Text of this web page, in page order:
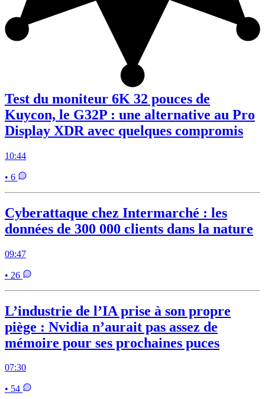
Test du moniteur 6K 32 pouces de
Kuycon, le G32P : une alternative au Pro
Display XDR avec quelques compromis
10:44
• 6
Cyberattaque chez Intermarché : les
données de 300 000 clients dans la nature
09:47
• 26
L’industrie de l’IA prise à son propre
piège : Nvidia n’aurait pas assez de
mémoire pour ses prochaines puces
07:30
• 54